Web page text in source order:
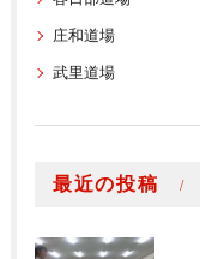
庄和道場
武里道場
最近の投稿